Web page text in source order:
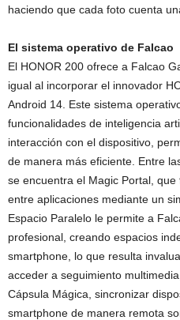
haciendo que cada foto cuenta
El sistema operativo de Falcao
El HONOR 200 ofrece a Falcao
igual al incorporar el innovador
Android 14. Este sistema
funcionalidades de inteligencia
interacción con el dispositivo,
de manera más eficiente. Entre
se encuentra el Magic Portal,
entre aplicaciones mediante un
Espacio Paralelo le permite a
profesional, creando espacios
smartphone, lo que resulta
acceder a seguimiento
Cápsula Mágica, sincronizar
smartphone de manera remota